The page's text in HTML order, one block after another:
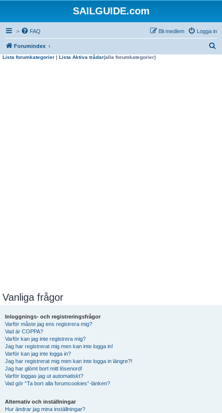
SAILGUIDE.com
> FAQ Logga in
Bli medlem
Forumindex
Lista forumkategorier | Lista Aktiva trådar(alla forumkategorier)
Vanliga frågor
Inloggnings- och registreringsfrågor
Varför måste jag ens registrera mig?
Vad är COPPA?
Varför kan jag inte registrera mig?
Jag har registrerat mig men kan inte logga in!
Varför kan jag inte logga in?
Jag har registrerat mig men kan inte logga in längre?!
Jag har glömt bort mitt lösenord!
Varför loggas jag ut automatiskt?
Vad gör “Ta bort alla forumcookies”-länken?
Alternativ och inställningar
Hur ändrar jag mina inställningar?